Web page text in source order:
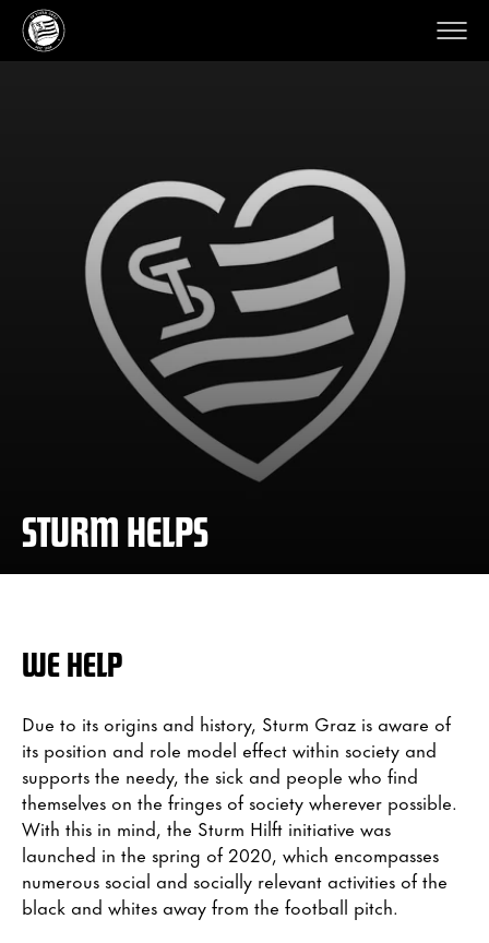
STURM HELPS
WE HELP
Due to its origins and history, Sturm Graz is aware of
its position and role model effect within society and
supports the needy, the sick and people who find
themselves on the fringes of society wherever possible.
With this in mind, the Sturm Hilft initiative was
launched in the spring of 2020, which encompasses
numerous social and socially relevant activities of the
black and whites away from the football pitch.